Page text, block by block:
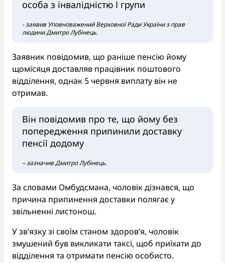
особа з інвалідністю І групи
- заявив Уповноважений Верховної Ради України з прав
людини Дмитро Лубінець.
Заявник повідомив, що раніше пенсію йому
щомісяця доставляв працівник поштового
відділення, однак 5 червня виплату він не
отримав.
Він повідомив про те, що йому без
попередження припинили доставку
пенсії додому
– зазначив Дмитро Лубінець.
За словами Омбудсмана, чоловік дізнався, що
причина припинення доставки полягає у
звільненні листонош.
У зв’язку зі своїм станом здоров’я, чоловік
змушений був викликати таксі, щоб приїхати до
відділення та отримати пенсію особисто.